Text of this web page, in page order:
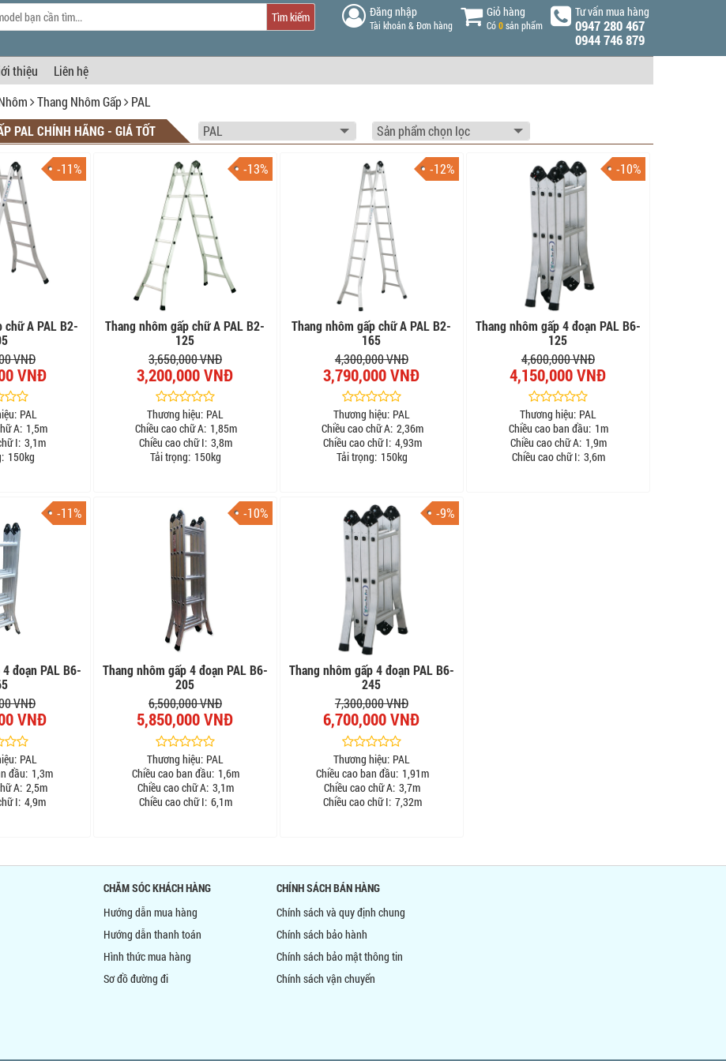
Tìm kiếm Đăng nhập
Tài khoản & Đơn hàng
Giỏ hàng
Có0sản phẩm
Tư vấn mua hàng
0947 280 467
0944 746 879
thiệu
Liên hệ
Thang Nhôm Gấp
PAL
PAL CHÍNH HÃNG - GIÁ TỐT
-11%
chữ A PAL B2-
VNĐ
VNĐ
PAL
A: 1,5m
I: 3,1m
150kg
-13%
Thang nhôm gấp chữ A PAL B2-
125
3,650,000 VNĐ
3,200,000 VNĐ
Thương hiệu: PAL
Chiều cao chữ A: 1,85m
Chiều cao chữ I: 3,8m
Tải trọng: 150kg
-12%
Thang nhôm gấp chữ A PAL B2-
165
4,300,000 VNĐ
3,790,000 VNĐ
Thương hiệu: PAL
Chiều cao chữ A: 2,36m
Chiều cao chữ I: 4,93m
Tải trọng: 150kg
-10%
Thang nhôm gấp 4 đoạn PAL B6-
125
4,600,000 VNĐ
4,150,000 VNĐ
Thương hiệu: PAL
Chiều cao ban đầu: 1m
Chiều cao chữ A: 1,9m
Chiều cao chữ I: 3,6m
-11%
đoạn PAL B6-
VNĐ
VNĐ
PAL
đầu: 1,3m
A: 2,5m
I: 4,9m
-10%
Thang nhôm gấp 4 đoạn PAL B6-
205
6,500,000 VNĐ
5,850,000 VNĐ
Thương hiệu: PAL
Chiều cao ban đầu: 1,6m
Chiều cao chữ A: 3,1m
Chiều cao chữ I: 6,1m
-9%
Thang nhôm gấp 4 đoạn PAL B6-
245
7,300,000 VNĐ
6,700,000 VNĐ
Thương hiệu: PAL
Chiều cao ban đầu: 1,91m
Chiều cao chữ A: 3,7m
Chiều cao chữ I: 7,32m
CHĂM SÓC KHÁCH HÀNG
Hướng dẫn mua hàng
Hướng dẫn thanh toán
Hình thức mua hàng
Sơ đồ đường đi
CHÍNH SÁCH BÁN HÀNG
Chính sách và quy định chung
Chính sách bảo hành
Chính sách bảo mật thông tin
Chính sách vận chuyển